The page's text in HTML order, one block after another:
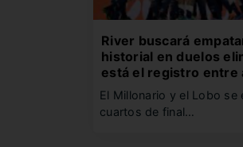
River buscará
historial en duelos
está el registro entre
El Millonario y el Lobo se
cuartos de final…